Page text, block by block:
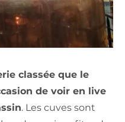
classée que le
de voir en live
. Les cuves sont